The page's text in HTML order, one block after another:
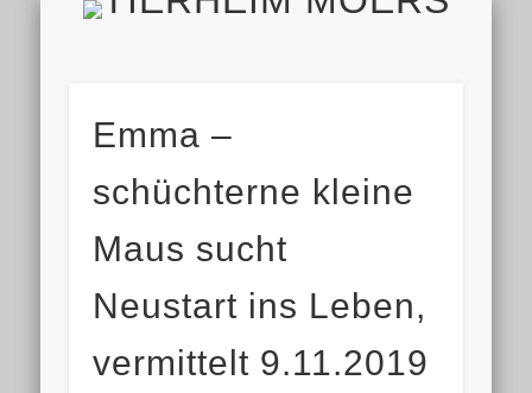
HOME
AKTUELL
ALLE TIERE
HELFEN
TIERHEIM & VEREIN
VIELEN DANK!
IMPRESSUM & DATENSCHUTZ
FINDEFIX
Emma –
schüchterne kleine
Maus sucht
Neustart ins Leben,
vermittelt 9.11.2019